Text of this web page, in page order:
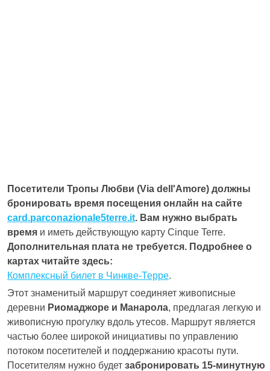
Посетители Тропы Любви (Via dell'Amore) должны
бронировать время посещения онлайн на сайте
card.parconazionale5terre.it. Вам нужно выбрать
время и иметь действующую карту Cinque Terre.
Дополнительная плата не требуется. Подробнее о
картах читайте здесь:
Комплексный билет в Чинкве-Терре.
Этот знаменитый маршрут соединяет живописные
деревни Риомаджоре и Манарола, предлагая легкую и
живописную прогулку вдоль утесов. Маршрут является
частью более широкой инициативы по управлению
потоком посетителей и поддержанию красоты пути.
Посетителям нужно будет забронировать 15-минутную